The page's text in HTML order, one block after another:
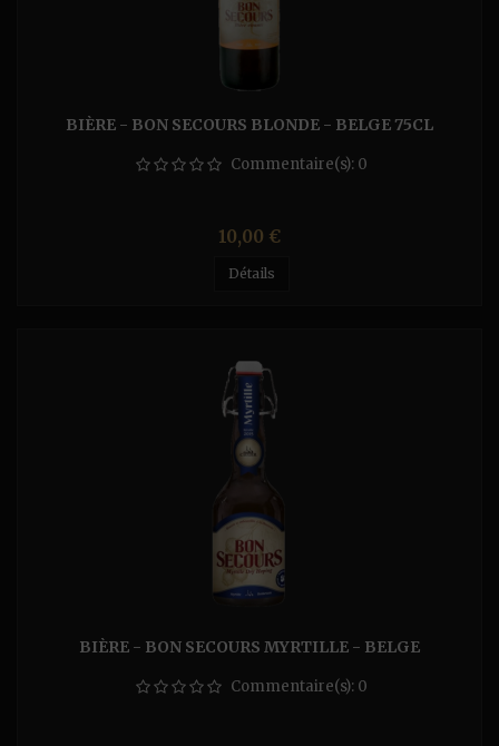
BIÈRE - BON SECOURS BLONDE - BELGE 75CL
Commentaire(s): 0
Prix
10,00 €
Détails
BIÈRE - BON SECOURS MYRTILLE - BELGE
Commentaire(s): 0